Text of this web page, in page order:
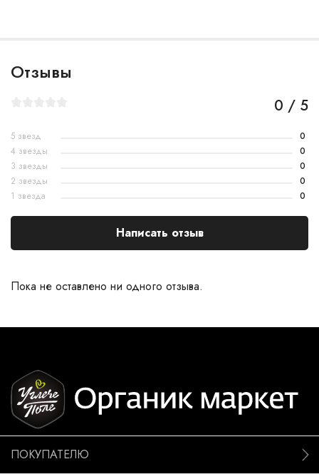
Отзывы
Пока не оставлено ни одного отзыва.
0 / 5
5 звезд
0
4 звезды
0
3 звезды
0
2 звезды
0
1 звезда
0
Написать отзыв
ПОКУПАТЕЛЮ